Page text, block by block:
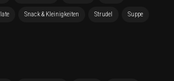
Snack & Kleinigkeiten Strudel Suppe